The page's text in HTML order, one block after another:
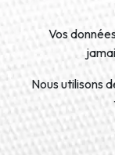
Vos
Nous utilisons